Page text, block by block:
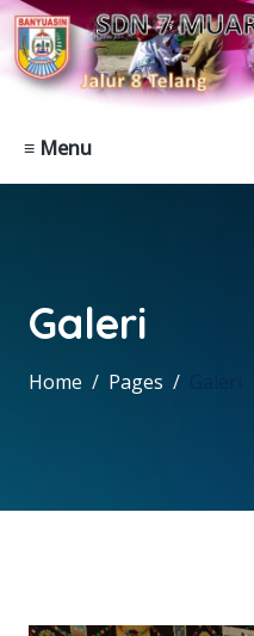
≡ Menu
Galeri
Home Pages